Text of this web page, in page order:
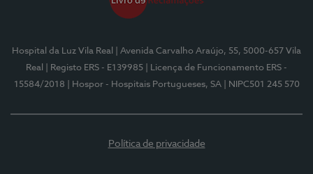
Hospital da Luz Vila Real
| Avenida Carvalho Araújo, 55, 5000-657 Vila
Real
| Registo ERS - E139985
| Licença de Funcionamento ERS -
15584/2018
| Hospor - Hospitais Portugueses, SA | NIPC501 245 570
Política de privacidade